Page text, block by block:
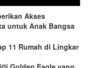
Akses
untuk Anak Bangsa
11 Rumah di Lingkar